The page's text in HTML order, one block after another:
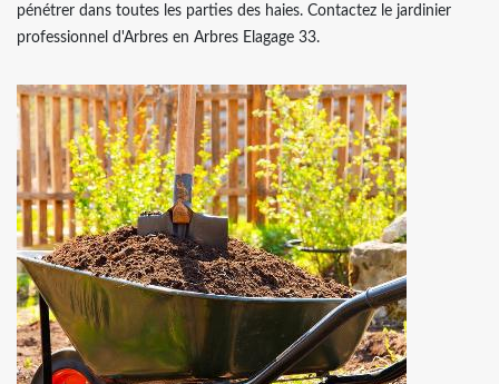
pénétrer dans toutes les parties des haies. Contactez le jardinier
professionnel d'Arbres en Arbres Elagage 33.